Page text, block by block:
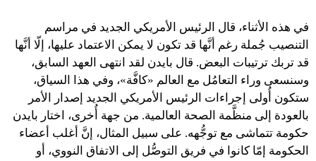
في هذه الأثناء، قال الرئيس الأمريكي الجديد في مراسم
التنصيب جُملة رغم أنَّها قد تكون لا يمكن الاعتماد عليها، إلّا أنَّها
قد تربك ترتيبات البعض. قال بايدن لقد انتهى العهد السابق،
وسنسعى وراء التعامُل مع العالم «كافَّة»، وفي هذا السياق،
ستكون أُولى إجراءات الرئيس الأمريكي الجديد إصدار الأمر
بالعودة إلى منظَّمة الصحة العالمية. من جهة أُخرى، اختار بايدن
حكومة تتماشى مع توجُّهه. على سبيل المثال، إنَّ أغلب أعضاء
الحكومة إمّا كانوا في فريق التوصُّل إلى الاتفاق النووي، أو